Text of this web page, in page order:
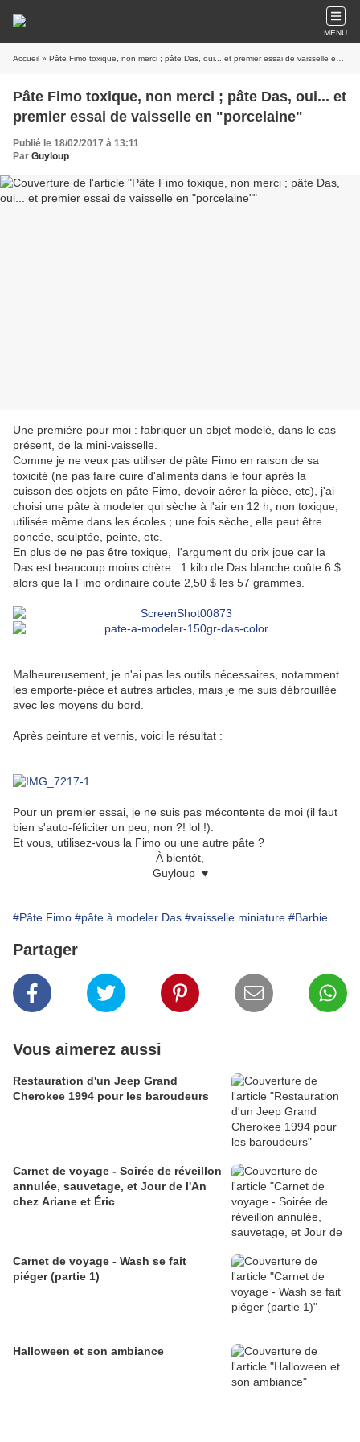
MENU
Accueil » Pâte Fimo toxique, non merci ; pâte Das, oui... et premier essai de vaisselle en "porcelaine"
Pâte Fimo toxique, non merci ; pâte Das, oui... et
premier essai de vaisselle en "porcelaine"
Publié le 18/02/2017 à 13:11
Par Guyloup
Une première pour moi : fabriquer un objet modelé, dans le cas
présent, de la mini-vaisselle.
Comme je ne veux pas utiliser de pâte Fimo en raison de sa
toxicité (ne pas faire cuire d'aliments dans le four après la
cuisson des objets en pâte Fimo, devoir aérer la pièce, etc), j'ai
choisi une pâte à modeler qui sèche à l'air en 12 h, non toxique,
utilisée même dans les écoles ; une fois sèche, elle peut être
poncée, sculptée, peinte, etc.
En plus de ne pas être toxique, l'argument du prix joue car la
Das est beaucoup moins chère : 1 kilo de Das blanche coûte 6 $
alors que la Fimo ordinaire coute 2,50 $ les 57 grammes.
Malheureusement, je n'ai pas les outils nécessaires, notamment
les emporte-pièce et autres articles, mais je me suis débrouillée
avec les moyens du bord.
Après peinture et vernis, voici le résultat :
Pour un premier essai, je ne suis pas mécontente de moi (il faut
bien s'auto-féliciter un peu, non ?! lol !).
Et vous, utilisez-vous la Fimo ou une autre pâte ?
À bientôt,
Guyloup ♥
#Pâte Fimo #pâte à modeler Das #vaisselle miniature #Barbie
Partager
Vous aimerez aussi
Restauration d'un Jeep Grand
Cherokee 1994 pour les baroudeurs
Carnet de voyage - Soirée de réveillon
annulée, sauvetage, et Jour de l'An
chez Ariane et Éric
Carnet de voyage - Wash se fait
piéger (partie 1)
Halloween et son ambiance